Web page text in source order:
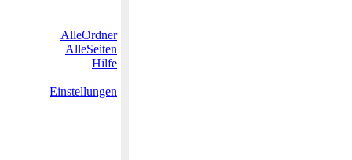
AlleOrdner
AlleSeiten
Hilfe
Einstellungen